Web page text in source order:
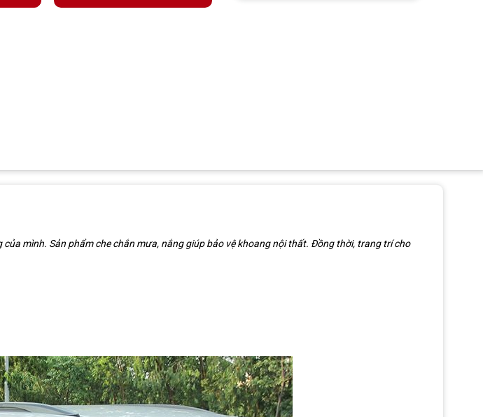
mình. Sản phẩm che chắn mưa, nắng giúp bảo vệ khoang nội thất. Đồng thời, trang trí cho